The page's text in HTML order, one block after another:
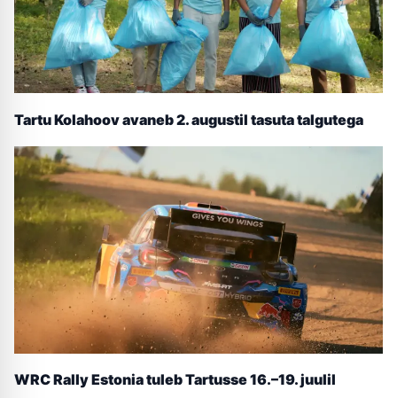
Tartu Kolahoov avaneb 2. augustil tasuta talgutega
WRC Rally Estonia tuleb Tartusse 16.–19. juulil